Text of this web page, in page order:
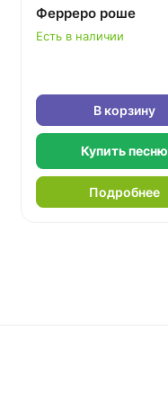
Ферреро роше
Есть в наличии
В корзину
Купить песню
Подробнее